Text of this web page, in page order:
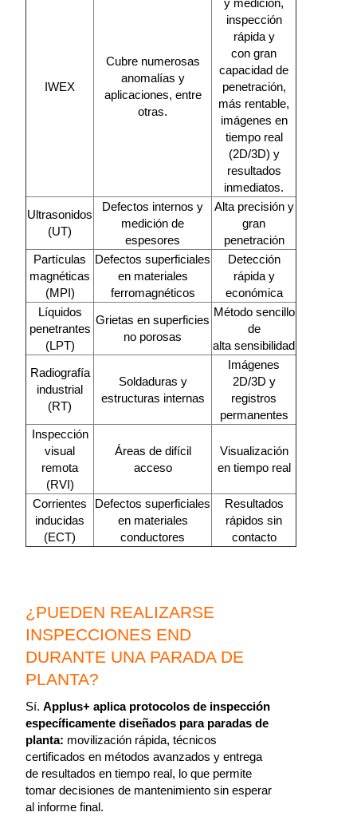
IWEX
Cubre numerosas
anomalías y
aplicaciones, entre
otras.
y medición,
inspección
rápida y
con gran
capacidad de
penetración,
más rentable,
imágenes en
tiempo real
(2D/3D) y
resultados
inmediatos.
Ultrasonidos
(UT)
Defectos internos y
medición de
espesores
Alta precisión y
gran
penetración
Partículas
magnéticas
(MPI)
Defectos superficiales
en materiales
ferromagnéticos
Detección
rápida y
económica
Líquidos
penetrantes
(LPT)
Grietas en superficies
no porosas
Método sencillo
de
alta sensibilidad
Radiografía
industrial
(RT)
Soldaduras y
estructuras internas
Imágenes
2D/3D y
registros
permanentes
Inspección
visual
remota
(RVI)
Áreas de difícil
acceso
Visualización
en tiempo real
Corrientes
inducidas
(ECT)
Defectos superficiales
en materiales
conductores
Resultados
rápidos sin
contacto
¿PUEDEN REALIZARSE
INSPECCIONES END
DURANTE UNA PARADA DE
PLANTA?
Sí. Applus+ aplica protocolos de inspección
específicamente diseñados para paradas de
planta: movilización rápida, técnicos
certificados en métodos avanzados y entrega
de resultados en tiempo real, lo que permite
tomar decisiones de mantenimiento sin esperar
al informe final.